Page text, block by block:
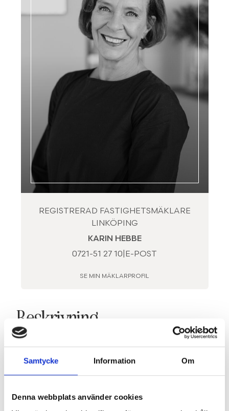
Samtycke Information Om
Denna webbplats använder cookies
REGISTRERAD FASTIGHETSMÄKLARE
LINKÖPING
KARIN HEBBE
0721-51 27 10 E-POST
SE MIN MÄKLARPROFIL
Beskrivning
Nybyggda lägenheter vid Bysjöns strand!
modern komfort möter naturnära livskvalitet.
Här erbjuds ljusa och välplanerade lägenheter med